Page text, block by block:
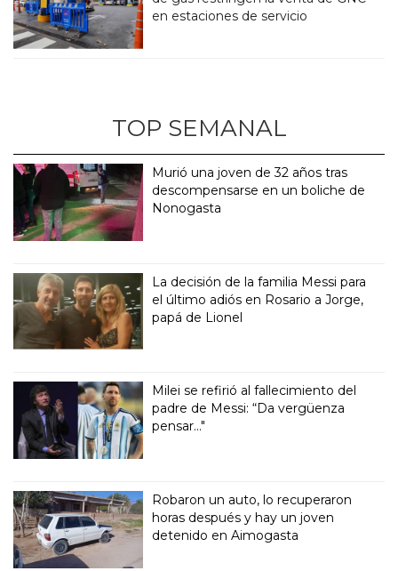
en estaciones de servicio
TOP SEMANAL
Murió una joven de 32 años tras
descompensarse en un boliche de
Nonogasta
La decisión de la familia Messi para
el último adiós en Rosario a Jorge,
papá de Lionel
Milei se refirió al fallecimiento del
padre de Messi: “Da vergüenza
pensar..."
Robaron un auto, lo recuperaron
horas después y hay un joven
detenido en Aimogasta